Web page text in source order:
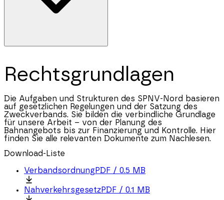
Rechtsgrundlagen
Die Aufgaben und Strukturen des SPNV-Nord basieren
auf gesetzlichen Regelungen und der Satzung des
Zweckverbands. Sie bilden die verbindliche Grundlage
für unsere Arbeit – von der Planung des
Bahnangebots bis zur Finanzierung und Kontrolle. Hier
finden Sie alle relevanten Dokumente zum Nachlesen.
Download-Liste
Verbandsordnung PDF / 0.5 MB
NahverkehrsgesetzPDF / 0.1 MB